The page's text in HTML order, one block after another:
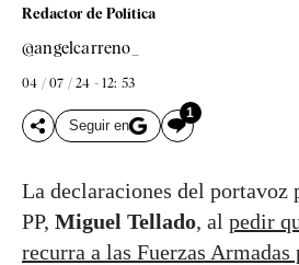
Redactor de Política
@angelcarreno_
04 / 07 / 24 - 12: 53
Seguir en
1
La declaraciones del portavoz
PP, Miguel Tellado, al pedir
recurra a las Fuerzas Armadas